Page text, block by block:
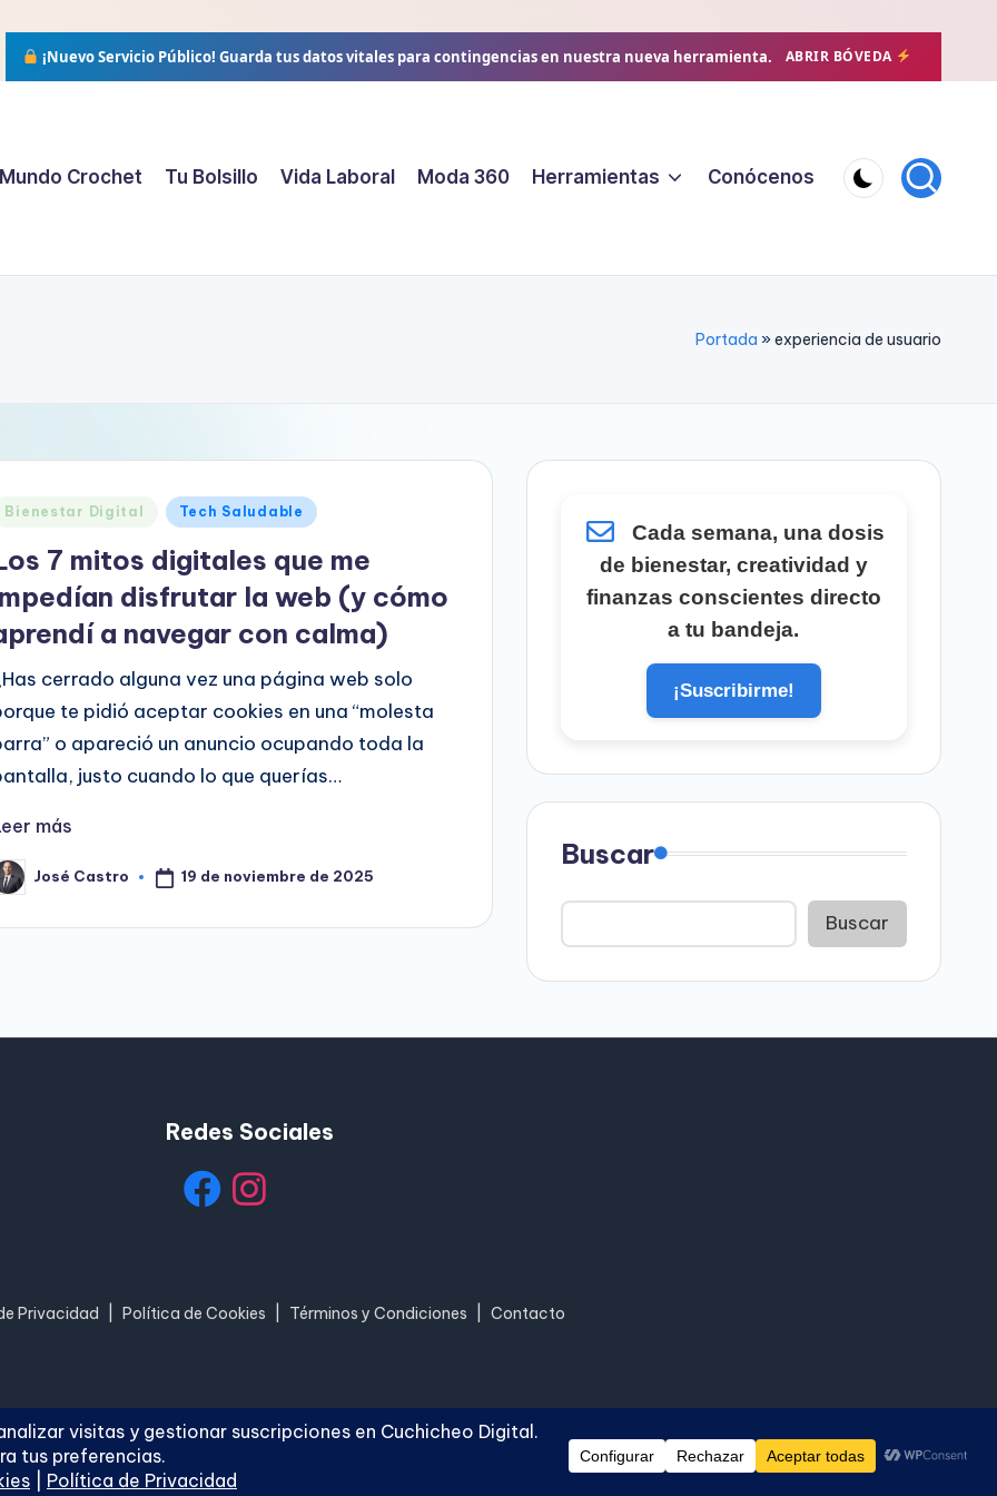
¡Nuevo Servicio Público! Guarda tus datos vitales para contingencias en nuestra nueva herramienta. ABRIR BÓVEDA
Mundo Crochet Tu Bolsillo Vida Laboral Moda 360 Herramientas Conócenos
Portada »experiencia de usuario
Publicado
Bienestar Digital Tech Saludable
7 mitos digitales que me
disfrutar la web (y cómo
a navegar con calma)
cerrado alguna vez una página web solo
te pidió aceptar cookies en una “molesta
o apareció un anuncio ocupando toda la
justo cuando lo que querías…
más
José Castro 19 de noviembre de 2025
Cada semana, una dosis
de bienestar, creatividad y
finanzas conscientes directo
a tu bandeja.
¡Suscribirme!
Buscar
Buscar
Redes Sociales
Privacidad Política de Cookies Términos y Condiciones Contacto
Digital. Todos los derechos reservados. Bloghash WordPress Theme